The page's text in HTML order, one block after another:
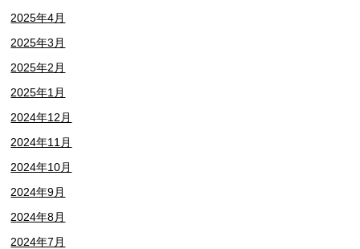
2025年4月
2025年3月
2025年2月
2025年1月
2024年12月
2024年11月
2024年10月
2024年9月
2024年8月
2024年7月